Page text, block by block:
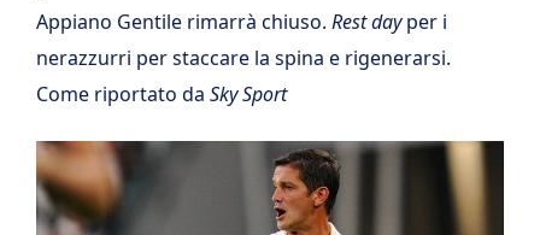
Appiano Gentile rimarrà chiuso. Rest dayper i
nerazzurri per staccare la spina e rigenerarsi.
Come riportato da Sky Sport